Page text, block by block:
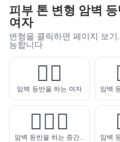
피부 톤 변형 암벽
여자
변형을 클릭하면 페이지 보
능합니다.
🧗‍♀️
암벽 등반을 하는 여자
🧗🏽‍♀️
암벽 등반을 하는 중간톤 피부색의 여자